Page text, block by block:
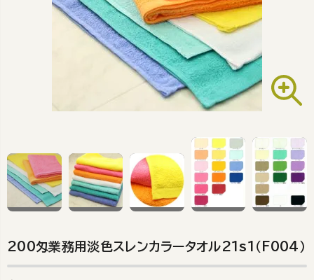
200匁業務用淡色スレンカラータオル21s1（F004）